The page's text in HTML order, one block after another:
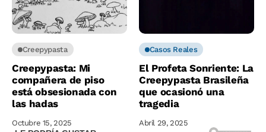
Creepypasta
Creepypasta: Mi
compañera de piso
está obsesionada con
las hadas
Octubre 15, 2025
Casos Reales
El Profeta Sonriente: La
Creepypasta Brasileña
que ocasionó una
tragedia
Abril 29, 2025